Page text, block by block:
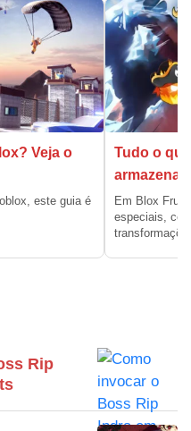
Veja o
este guia é
Tudo o
Em Blox
especiais,
Rip